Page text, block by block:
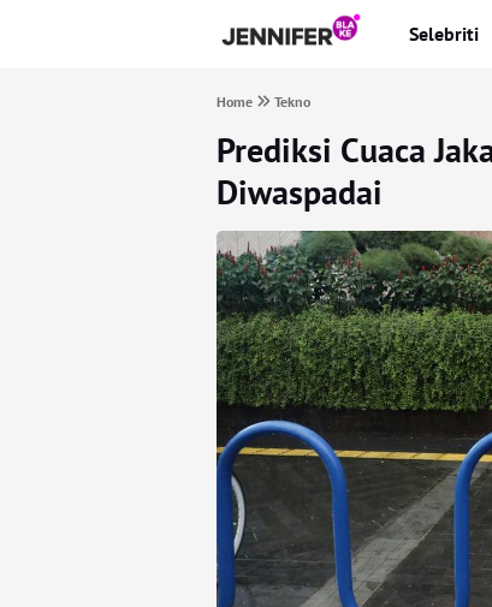
Selebriti
Home Tekno
Prediksi Cuaca
Diwaspadai